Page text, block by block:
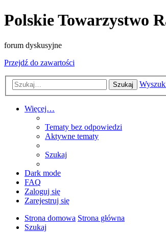
Polskie Towarzystwo
forum dyskusyjne
Przejdź do zawartości
Szukaj
Więcej…
Tematy bez odpowiedzi
Aktywne tematy
Szukaj
Dark mode
FAQ
Zaloguj się
Zarejestruj się
Strona domowa Strona główna
Szukaj